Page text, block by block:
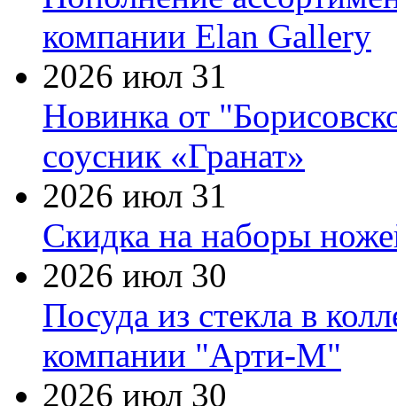
компании Elan Gallery
2026 июл 31
Новинка от
соусник «Гранат»
2026 июл 31
Скидка на наборы
2026 июл 30
Посуда из стекла в
компании "Арти-М"
2026 июл 30